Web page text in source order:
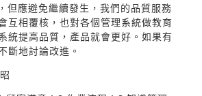
但應避免繼續發生，我們的品質服務
互相覆核，也對各個管理系統做教育
統提高品質，產品就會更好。如果有
斷地討論改進。